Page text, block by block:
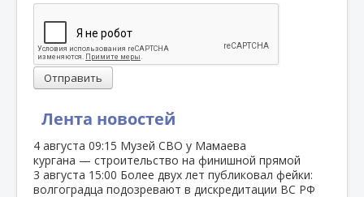
Лента новостей
4 августа 09:15 Музей СВО у Мамаева
кургана — строительство на финишной прямой
3 августа 15:00 Более двух лет публиковал фейки:
волгоградца подозревают в дискредитации ВС РФ
Отправить